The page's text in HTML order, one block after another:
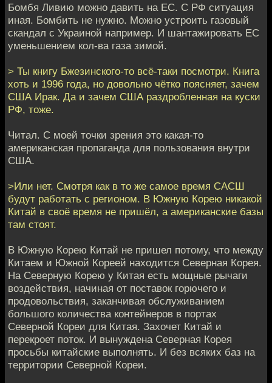
Бомбя Ливию можно давить на ЕС. С РФ ситуация
иная. Бомбить не нужно. Можно устроить газовый
скандал с Украиной например. И шантажировать ЕС
уменьшением кол-ва газа зимой.
> Ты книгу Бжезинского-то всё-таки посмотри. Книга
хоть и 1996 года, но довольно чётко поясняет, зачем
США Ирак. Да и зачем США раздробленная на куски
РФ, тоже.
Читал. С моей точки зрения это какая-то
американская пропаганда для пользования внутри
США.
>Или нет. Смотря как в то же самое время САСШ
будут работать с регионом. В Южную Корею никакой
Китай в своё время не пришёл, а американские базы
там стоят.
В Южную Корею Китай не пришел потому, что между
Китаем и Южной Кореей находится Северная Корея.
На Северную Корею у Китая есть мощные рычаги
воздействия, начиная от поставок горючего и
продовольствия, заканчивая обслуживанием
большого количества контейнеров в портах
Северной Кореи для Китая. Захочет Китай и
перекроет поток. И вынуждена Северная Корея
просьбы китайские выполнять. И без всяких баз на
территории Северной Кореи.